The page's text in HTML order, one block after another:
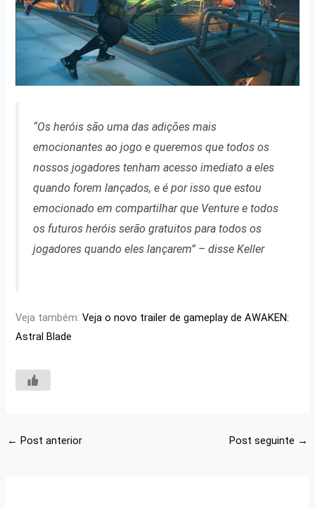
“Os heróis são uma das adições mais
emocionantes ao jogo e queremos que todos os
nossos jogadores tenham acesso imediato a eles
quando forem lançados, e é por isso que estou
emocionado em compartilhar que Venture e todos
os futuros heróis serão gratuitos para todos os
jogadores quando eles lançarem” – disse Keller
Veja também:Veja o novo trailer de gameplay de AWAKEN:
Astral Blade
← Post anterior Post seguinte →